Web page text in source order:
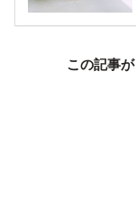
この記事